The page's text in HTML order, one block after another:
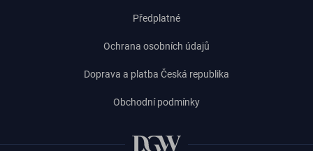
Předplatné
Ochrana osobních údajů
Doprava a platba Česká republika
Obchodní podmínky